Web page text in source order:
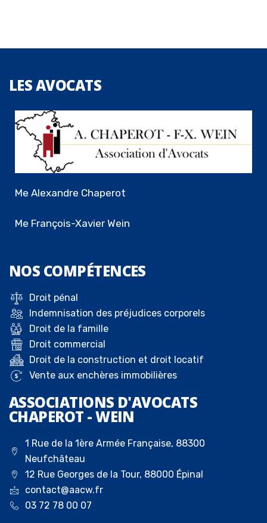
LESAVOCATS
Me Alexandre Chaperot
Me François-Xavier Wein
NOS COMPÉTENCES
Droit pénal
Indemnisation des préjudices corporels
Droit de la famille
Droit commercial
Droit de la construction et droit locatif
Vente aux enchères immobilières
ASSOCIATIONS D'AVOCATS
CHAPEROT - WEIN
1 Rue de la 1ère Armée Française, 88300
Neufchâteau
12 Rue Georges de la Tour, 88000 Épinal
contact@aacw.fr
03 72 78 00 07